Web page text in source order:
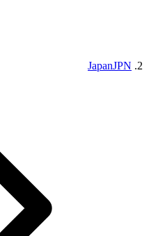
JapanJPN